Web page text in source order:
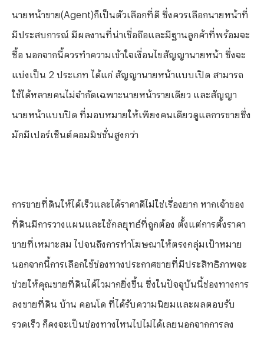
นายหน้าขาย(Agent)ก็เป็นตัวเลือกที่ดี ซึ่งควรเลือกนายหน้าที่
มีประสบการณ์ มีผลงานที่น่าเชื่อถือและมีฐานลูกค้าที่พร้อมจะ
ซื้อ นอกจากนี้ควรทำความเข้าใจเงื่อนไขสัญญานายหน้า ซึ่งจะ
แบ่งเป็น 2 ประเภท ได้แก่ สัญญานายหน้าแบบเปิด สามารถ
ใช้ได้หลายคนไม่จำกัดเฉพาะนายหน้ารายเดียว และสัญญา
นายหน้าแบบปิด ที่มอบหมายให้เพียงคนเดียวดูแลการขายซึ่ง
มักมีเปอร์เซ็นต์คอมมิชชั่นสูงกว่า
การขายที่ดินให้ได้เร็วและได้ราคาดีไม่ใช่เรื่องยาก หากเจ้าของ
ที่ดินมีการวางแผนและใช้กลยุทธ์ที่ถูกต้อง ตั้งแต่การตั้งราคา
ขายที่เหมาะสม ไปจนถึงการทำโฆษณาให้ตรงกลุ่มเป้าหมาย
นอกจากนี้การเลือกใช้ช่องทางประกาศขายที่มีประสิทธิภาพจะ
ช่วยให้คุณขายที่ดินได้ไวมากยิ่งขึ้น ซึ่งในปัจจุบันนี้ช่องทางการ
ลงขายที่ดิน บ้าน คอนโด ที่ได้รับความนิยมและผลตอบรับ
รวดเร็ว ก็คงจะเป็นช่องทางไหนไปไม่ได้เลยนอกจากการลง